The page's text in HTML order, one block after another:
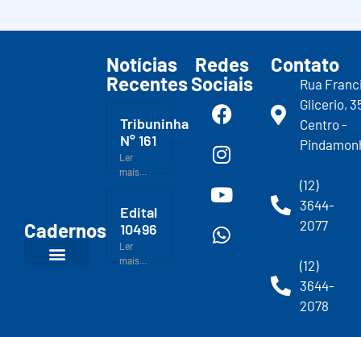
Cadernos
Notícias
Recentes
Tribuninha
N° 161
Ler
mais...
Edital
10496
Ler
mais...
Redes
Sociais
Contato
Rua
Glicerio,
Centro -
(12)
3644-
2077
(12)
3644-
2078